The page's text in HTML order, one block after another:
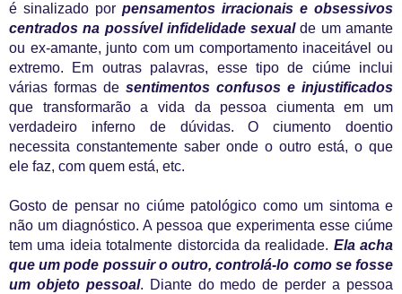
é sinalizado por pensamentos irracionais e obsessivos
centrados na possível infidelidade sexualde um amante
ou ex-amante, junto com um comportamento inaceitável ou
extremo. Em outras palavras, esse tipo de ciúme inclui
várias formas de sentimentos confusos e injustificados
que transformarão a vida da pessoa ciumenta em um
verdadeiro inferno de dúvidas. O ciumento doentio
necessita constantemente saber onde o outro está, o que
ele faz, com quem está, etc.
Gosto de pensar no ciúme patológico como um sintoma e
não um diagnóstico. A pessoa que experimenta esse ciúme
tem uma ideia totalmente distorcida da realidade. Ela acha
que um pode possuir o outro, controlá-lo como se fosse
um objeto pessoal. Diante do medo de perder a pessoa